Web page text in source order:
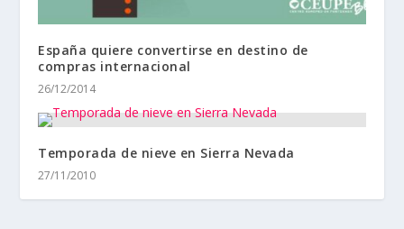
España quiere convertirse en destino de
compras internacional
26/12/2014
Temporada de nieve en Sierra Nevada
27/11/2010